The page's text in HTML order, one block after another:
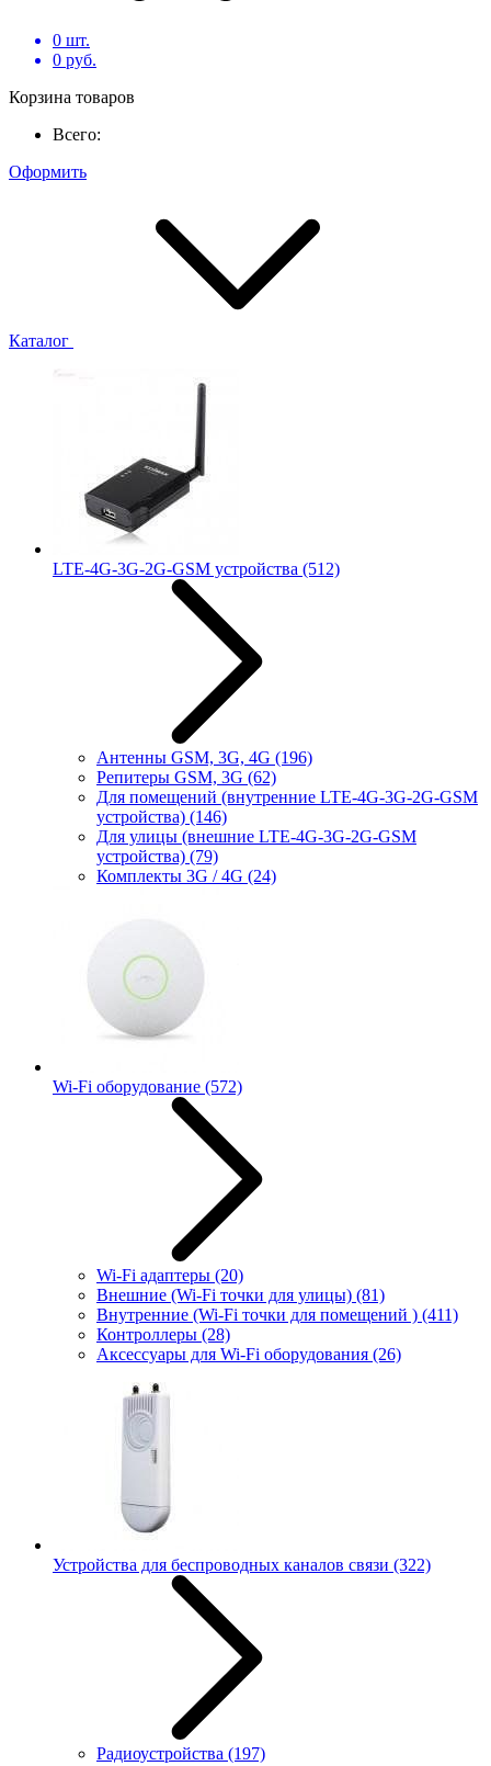
0 шт.
0 руб.
Корзина товаров
Всего:
Оформить
Каталог
LTE-4G-3G-2G-GSM устройства (512)
Антенны GSM, 3G, 4G (196)
Репитеры GSM, 3G (62)
Для помещений (внутренние LTE-4G-3G-2G-GSM
устройства) (146)
Для улицы (внешние LTE-4G-3G-2G-GSM
устройства) (79)
Комплекты 3G / 4G (24)
Wi-Fi оборудование (572)
Wi-Fi адаптеры (20)
Внешние (Wi-Fi точки для улицы) (81)
Внутренние (Wi-Fi точки для помещений ) (411)
Контроллеры (28)
Аксессуары для Wi-Fi оборудования (26)
Устройства для беспроводных каналов связи (322)
Радиоустройства (197)